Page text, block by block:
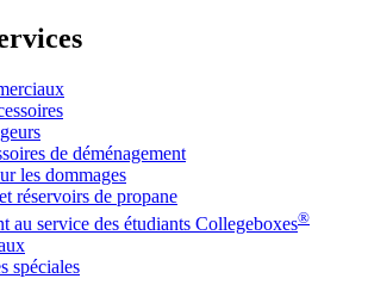
de déménagement
les dommages
réservoirs de propane
au service des étudiants Collegeboxes®
spéciales